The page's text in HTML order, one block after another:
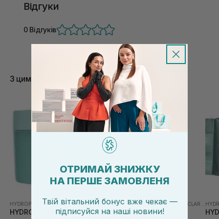
Відгуки
0 Відгуків
З цим товаром купують
HYDROPEPTIDE| HYDROPEPTIDE CLARIFY
HYDROPEPTIDE Clarifying
HYDROPEPTIDE|
HYDROPEPTIDE Liquid
ОТРИМАЙ ЗНИЖКУ
НА ПЕРШЕ ЗАМОВЛЕНЯ
Твій вітальний бонус вже чекає —
підписуйся на наші новини!